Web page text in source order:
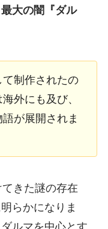
大の闇『ダル
て制作されたの
外にも及び、
が展開されま
きた謎の存在
らかになりま
ルマを中心とす